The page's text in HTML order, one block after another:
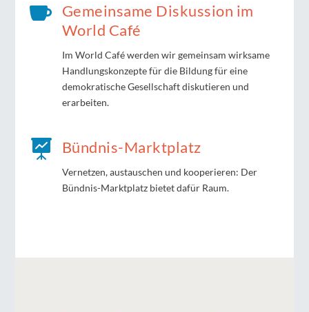
 Gemeinsame Diskussion im
World Café
Im World Café werden wir gemeinsam wirksame
Handlungskonzepte für die Bildung für eine
demokratische Gesellschaft diskutieren und
erarbeiten.
 Bündnis-Marktplatz
Vernetzen, austauschen und kooperieren: Der
Bündnis-Marktplatz bietet dafür Raum.